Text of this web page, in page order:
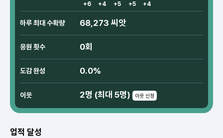
+6 +4 +5 +5 +4
하루 최대 수확량 68,273 씨앗
응원 횟수 0회
도감 완성 0.0%
이웃 2명 (최대 5명) 이웃 신청
업적 달성